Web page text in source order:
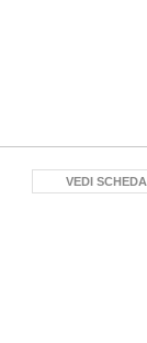
VEDI SCHEDA